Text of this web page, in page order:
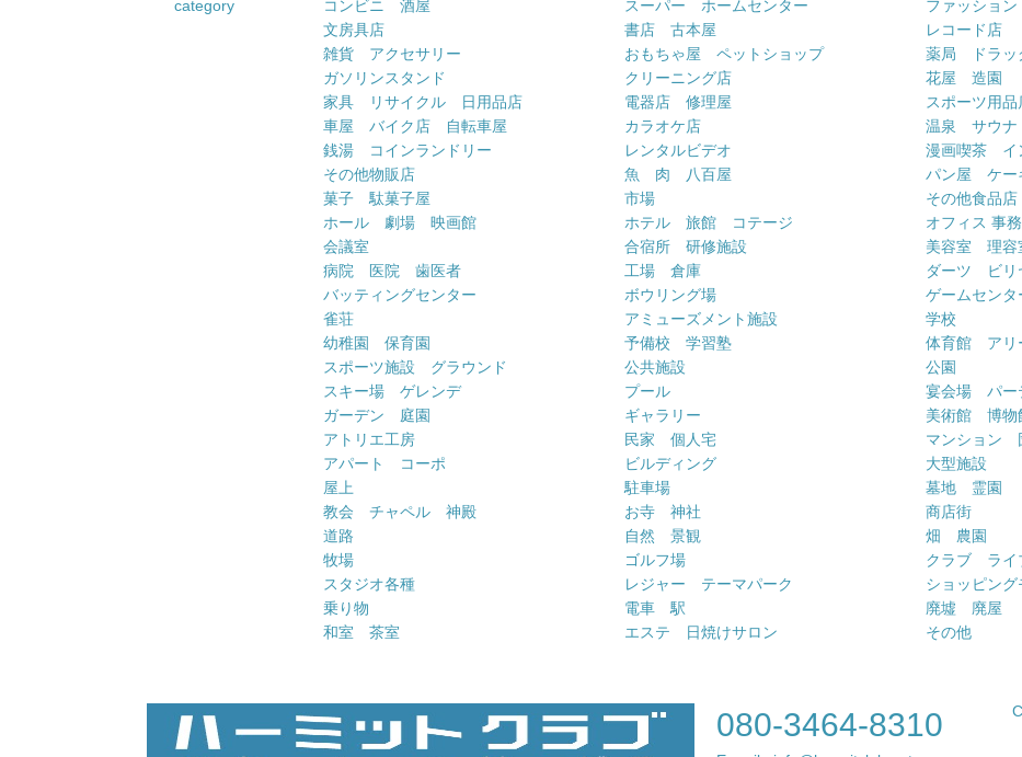
category
コンビニ 酒屋
スーパー ホームセンター
ファッショ
文房具店
書店 古本屋
レコード店
雑貨 アクセサリー
おもちゃ屋 ペットショップ
薬局 ドラッ
ガソリンスタンド
クリーニング店
花屋 造園
家具 リサイクル 日用品店
電器店 修理屋
スポーツ用品
車屋 バイク店 自転車屋
カラオケ店
温泉 サウナ
銭湯 コインランドリー
レンタルビデオ
漫画喫茶 イ
その他物販店
魚 肉 八百屋
パン屋 ケー
菓子 駄菓子屋
市場
その他食品店
ホール 劇場 映画館
ホテル 旅館 コテージ
オフィス 事
会議室
合宿所 研修施設
美容室 理容
病院 医院 歯医者
工場 倉庫
ダーツ ビリ
バッティングセンター
ボウリング場
ゲームセンタ
雀荘
アミューズメント施設
学校
幼稚園 保育園
予備校 学習塾
体育館 アリ
スポーツ施設 グラウンド
公共施設
公園
スキー場 ゲレンデ
プール
宴会場 パー
ガーデン 庭園
ギャラリー
美術館 博物
アトリエ工房
民家 個人宅
マンション
アパート コーポ
ビルディング
大型施設
屋上
駐車場
墓地 霊園
教会 チャペル 神殿
お寺 神社
商店街
道路
自然 景観
畑 農園
牧場
ゴルフ場
クラブ ライ
スタジオ各種
レジャー テーマパーク
ショッピン
乗り物
電車 駅
廃墟 廃屋
和室 茶室
エステ 日焼けサロン その他
080-3464-8310